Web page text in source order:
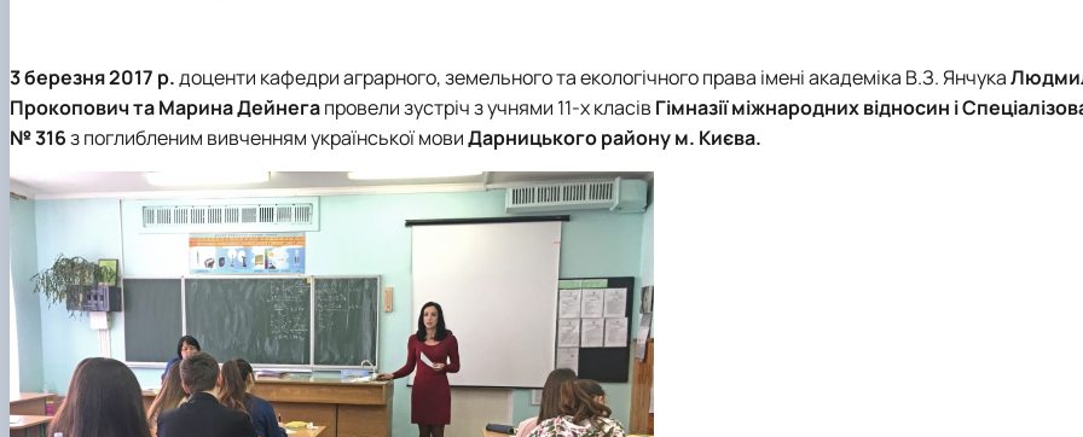
3 березня 2017 р.доценти кафедри аграрного, земельного та екологічного права імені академіка В.З. Янчука
Прокопович та Марина Дейнегапровели зустріч з учнями 11-х класів Гімназії міжнародних відносин і
№ 316з поглибленим вивченням української мовиДарницького району м. Києва.